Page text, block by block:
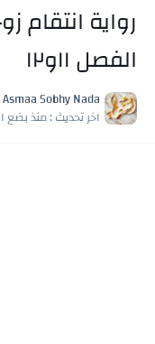
رواية انتقام
الفصل ١١و١٢
Asmaa Sobhy Nada
اخر تحديث :منذ بضع